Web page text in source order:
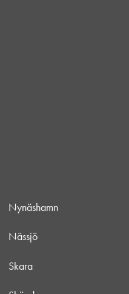
Nynäshamn
Nässjö
Skara